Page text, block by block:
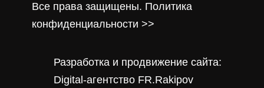
Все права защищены. Политика
конфиденциальности >>
Разработка и продвижение сайта:
Digital-агентство FR.Rakipov